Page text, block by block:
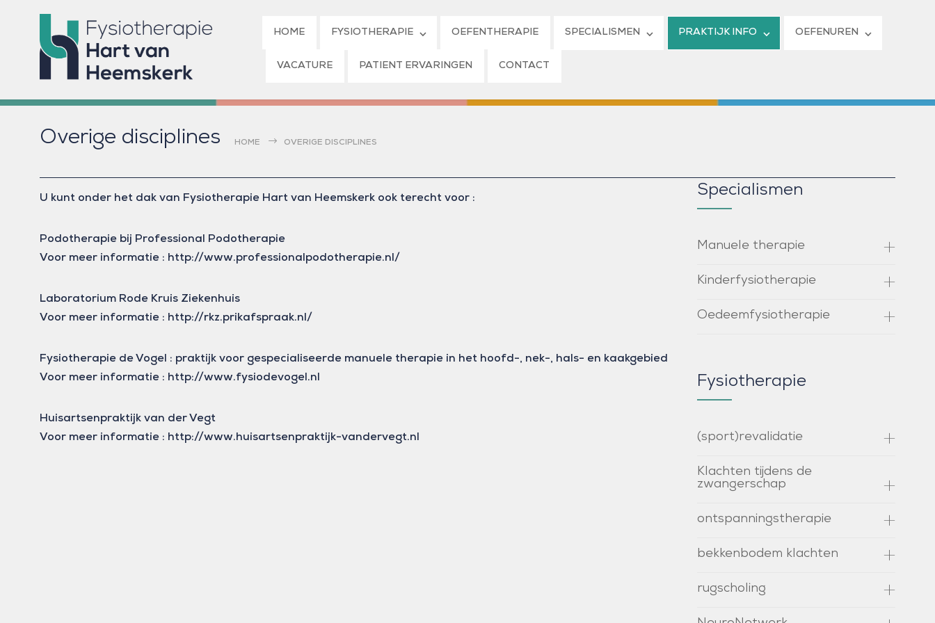
HOME FYSIOTHERAPIE OEFENTHERAPIE SPECIALISMEN PRAKTIJK INFO OEFENUREN
VACATURE PATIENT ERVARINGEN CONTACT
Overige disciplines HOME OVERIGE DISCIPLINES
U kunt onder het dak van Fysiotherapie Hart van Heemskerk ook terecht voor :
Podotherapie bij Professional Podotherapie
Voor meer informatie : http://www.professionalpodotherapie.nl/
Laboratorium Rode Kruis Ziekenhuis
Voor meer informatie : http://rkz.prikafspraak.nl/
Fysiotherapie de Vogel : praktijk voor gespecialiseerde manuele therapie in het hoofd-, nek-, hals- en kaakgebied
Voor meer informatie : http://www.fysiodevogel.nl
Huisartsenpraktijk van der Vegt
Voor meer informatie : http://www.huisartsenpraktijk-vandervegt.nl
Specialismen
Manuele therapie
Kinderfysiotherapie
Oedeemfysiotherapie
Fysiotherapie
(sport)revalidatie
Klachten tijdens de
zwangerschap
ontspanningstherapie
bekkenbodem klachten
rugscholing